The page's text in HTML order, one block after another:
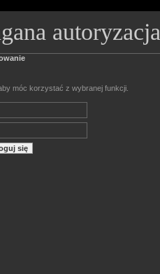
autoryzacja
móc korzystać z wybranej funkcji.